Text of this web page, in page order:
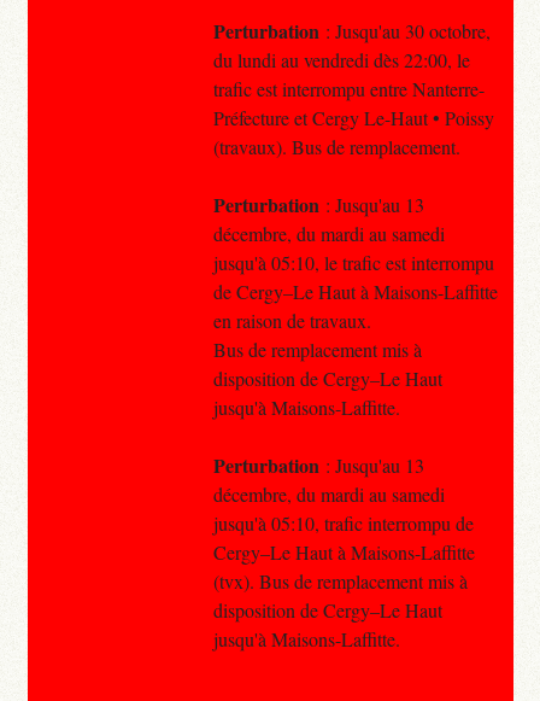
Perturbation : Jusqu'au 30 octobre,
du lundi au vendredi dès 22:00, le
trafic est interrompu entre Nanterre-
Préfecture et Cergy Le-Haut • Poissy
(travaux). Bus de remplacement.
Perturbation : Jusqu'au 13
décembre, du mardi au samedi
jusqu'à 05:10, le trafic est interrompu
de Cergy–Le Haut à Maisons-Laffitte
en raison de travaux.
Bus de remplacement mis à
disposition de Cergy–Le Haut
jusqu'à Maisons-Laffitte.
Perturbation : Jusqu'au 13
décembre, du mardi au samedi
jusqu'à 05:10, trafic interrompu de
Cergy–Le Haut à Maisons-Laffitte
(tvx). Bus de remplacement mis à
disposition de Cergy–Le Haut
jusqu'à Maisons-Laffitte.